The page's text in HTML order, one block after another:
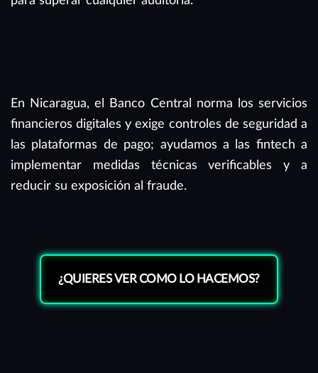
En Nicaragua, el Banco Central norma los servicios
financieros digitales y exige controles de seguridad a
las plataformas de pago; ayudamos a las fintech a
implementar medidas técnicas verificables y a
reducir su exposición al fraude.
¿QUIERES VER COMO LO HACEMOS?